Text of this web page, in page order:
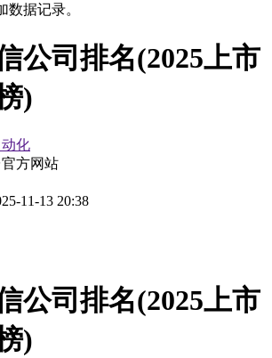
数据记录。
公司排名(2025上市
)
化
方网站
11-13 20:38
公司排名(2025上市
)